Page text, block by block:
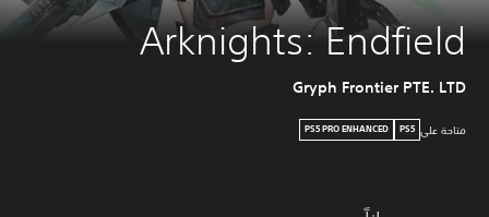
Arknights: Endfield
Gryph Frontier PTE. LTD
متاحة على PS5
PS5 PRO ENHANCED